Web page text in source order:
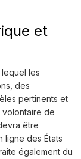
et
les
des
pertinents et
de
être
ligne des États
également du